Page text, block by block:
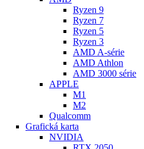
Ryzen 9
Ryzen 7
Ryzen 5
Ryzen 3
AMD A-série
AMD Athlon
AMD 3000 série
APPLE
M1
M2
Qualcomm
Grafická karta
NVIDIA